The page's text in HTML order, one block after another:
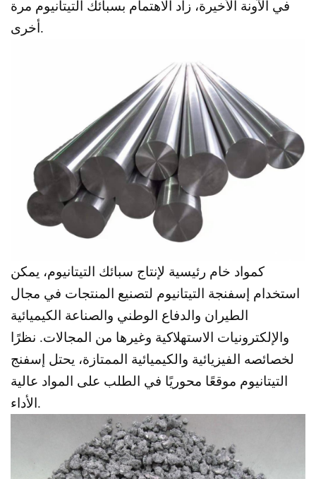
في الآونة الأخيرة، زاد الاهتمام بسبائك التيتانيوم مرة
أخرى.
كمواد خام رئيسية لإنتاج سبائك التيتانيوم، يمكن
استخدام إسفنجة التيتانيوم لتصنيع المنتجات في مجال
الطيران والدفاع الوطني والصناعة الكيميائية
والإلكترونيات الاستهلاكية وغيرها من المجالات. نظرًا
لخصائصه الفيزيائية والكيميائية الممتازة، يحتل إسفنج
التيتانيوم موقعًا محوريًا في الطلب على المواد عالية
الأداء.